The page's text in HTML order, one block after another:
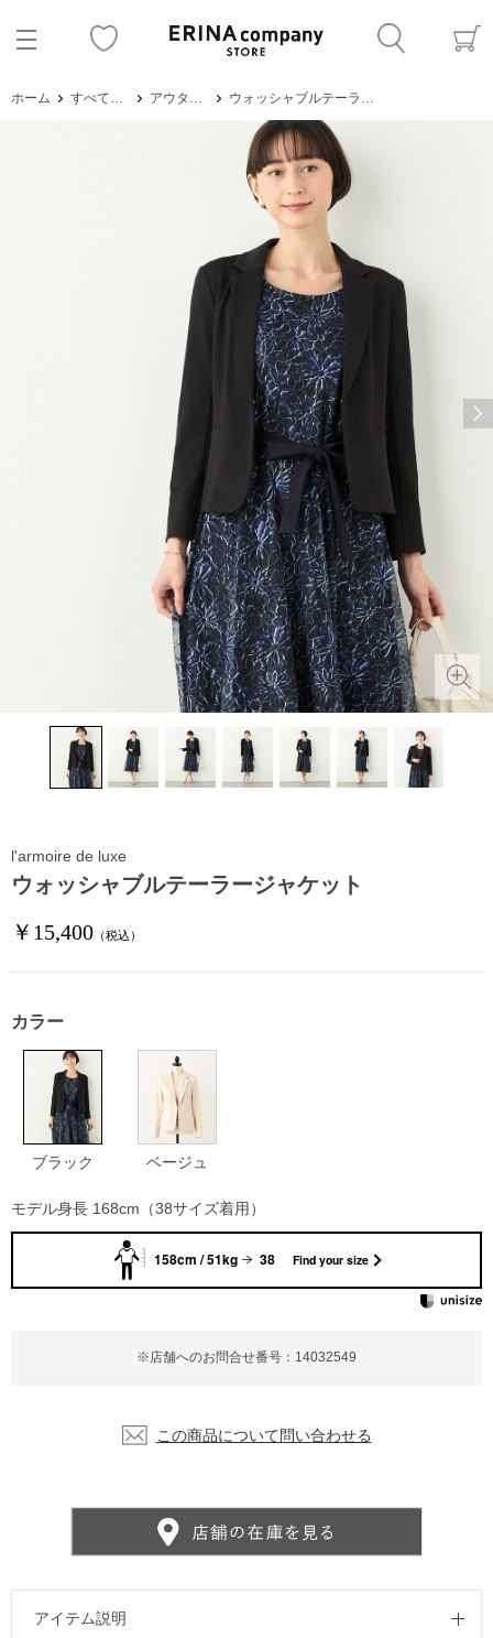
ホーム すべてのアイテム アウター・ジャケット ウォッシャブルテーラージャケット
ウォッシャブルテーラージャケット
￥15,400 （税込）
※店舗へのお問合せ番号：14032549
l'armoire de luxe
カラー
ブラック ベージュ
この商品について問い合わせる
モデル身長 168cm（38サイズ着用）
アイテム説明
158cm / 51kg 38 Find your size